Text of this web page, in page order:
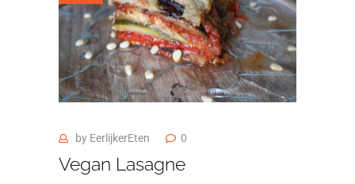
by EerlijkerEten 0
Vegan Lasagne